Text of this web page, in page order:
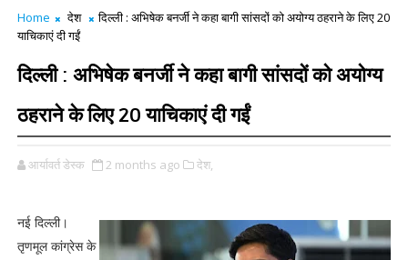
Home देश
दिल्ली : अभिषेक बनर्जी ने कहा बागी सांसदों को अयोग्य ठहराने के लिए 20
याचिकाएं दी गईं
दिल्ली : अभिषेक बनर्जी ने कहा बागी सांसदों को अयोग्य
ठहराने के लिए 20 याचिकाएं दी गईं
आर्यावर्त डेस्क 2 months ago देश,
नई दिल्ली।
तृणमूल कांग्रेस के